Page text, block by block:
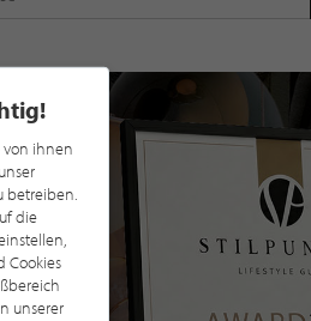
von ihnen
betreiben.
die
Cookies
unserer